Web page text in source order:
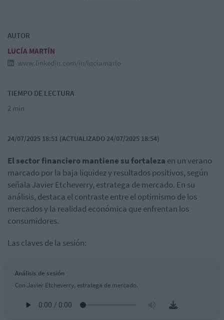
AUTOR
LUCÍA MARTÍN
www.linkedin.com/in/luciamarlo
TIEMPO DE LECTURA
2 min
24/07/2025 18:51 (ACTUALIZADO 24/07/2025 18:54)
El sector financiero mantiene su fortaleza en un verano
marcado por la baja liquidez y resultados positivos, según
señala Javier Etcheverry, estratega de mercado. En su
análisis, destaca el contraste entre el optimismo de los
mercados y la realidad económica que enfrentan los
consumidores.
Las claves de la sesión:
Análisis de sesión
Con Javier Etcheverry, estratega de mercado.